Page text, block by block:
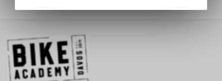
dass die gespeicherten Daten
keinerlei Rückschlüsse auf Ihre
persönlichen Informationen
zulassen.